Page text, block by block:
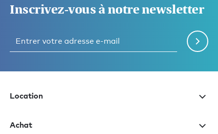
Inscrivez-vous à notre newsletter
Location
Achat